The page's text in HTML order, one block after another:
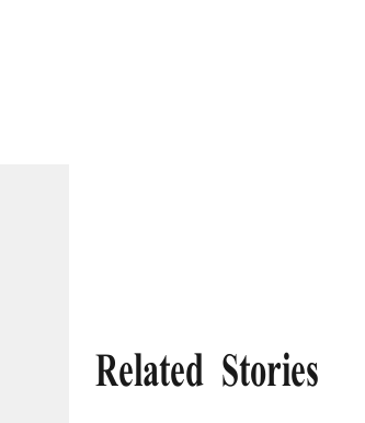
Related Stories